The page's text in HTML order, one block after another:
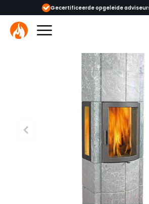
adviseurs & monteurs 1000+